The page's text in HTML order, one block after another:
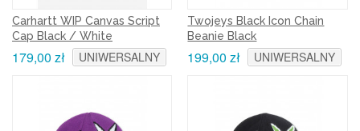
Carhartt WIP Canvas Script
Cap Black / White
UNIWERSALNY
179,00 zł
Twojeys Black Icon Chain
Beanie Black
UNIWERSALNY
199,00 zł